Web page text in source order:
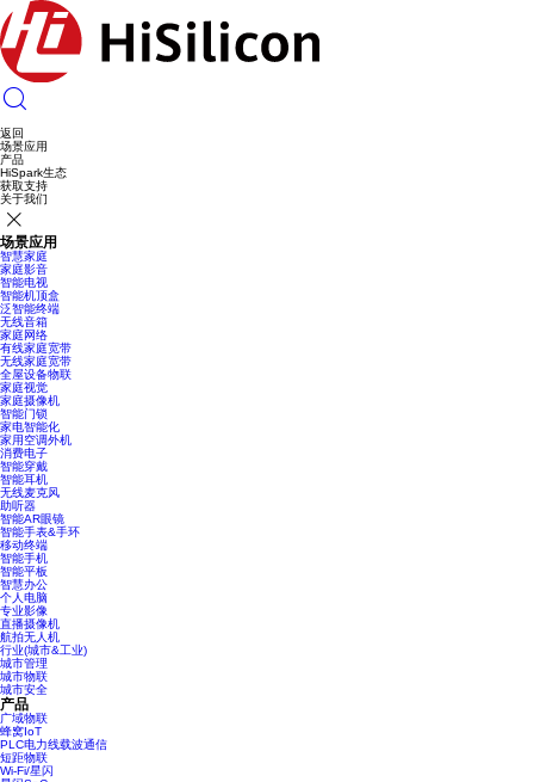
返回
场景应用
产品
HiSpark生态
获取支持
关于我们
场景应用
智慧家庭
家庭影音
智能电视
智能机顶盒
泛智能终端
无线音箱
家庭网络
有线家庭宽带
无线家庭宽带
全屋设备物联
家庭视觉
家庭摄像机
智能门锁
家电智能化
家用空调外机
消费电子
智能穿戴
智能耳机
无线麦克风
助听器
智能AR眼镜
智能手表&手环
移动终端
智能手机
智能平板
智慧办公
个人电脑
专业影像
直播摄像机
航拍无人机
行业(城市&工业)
城市管理
城市物联
城市安全
产品
广域物联
蜂窝IoT
PLC电力线载波通信
短距物联
Wi-Fi/星闪